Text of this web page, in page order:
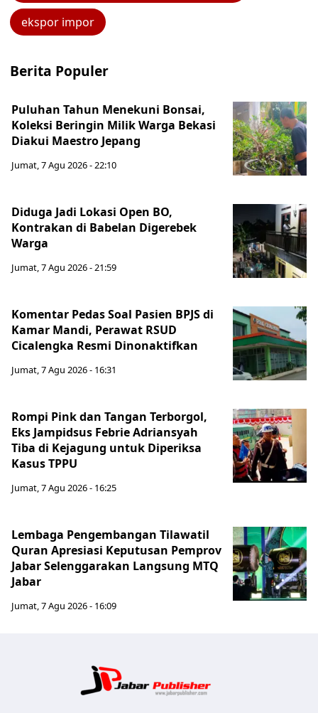
ekspor impor
Berita Populer
Puluhan Tahun Menekuni Bonsai,
Koleksi Beringin Milik Warga Bekasi
Diakui Maestro Jepang
Jumat, 7 Agu 2026 - 22:10
Diduga Jadi Lokasi Open BO,
Kontrakan di Babelan Digerebek
Warga
Jumat, 7 Agu 2026 - 21:59
Komentar Pedas Soal Pasien BPJS di
Kamar Mandi, Perawat RSUD
Cicalengka Resmi Dinonaktifkan
Jumat, 7 Agu 2026 - 16:31
Rompi Pink dan Tangan Terborgol,
Eks Jampidsus Febrie Adriansyah
Tiba di Kejagung untuk Diperiksa
Kasus TPPU
Jumat, 7 Agu 2026 - 16:25
Lembaga Pengembangan Tilawatil
Quran Apresiasi Keputusan Pemprov
Jabar Selenggarakan Langsung MTQ
Jabar
Jumat, 7 Agu 2026 - 16:09